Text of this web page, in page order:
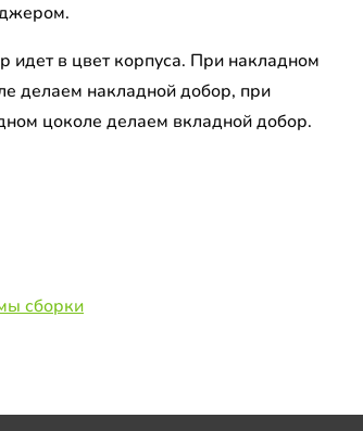
идет в цвет корпуса. При накладном
делаем накладной добор, при
цоколе делаем вкладной добор.
сборки